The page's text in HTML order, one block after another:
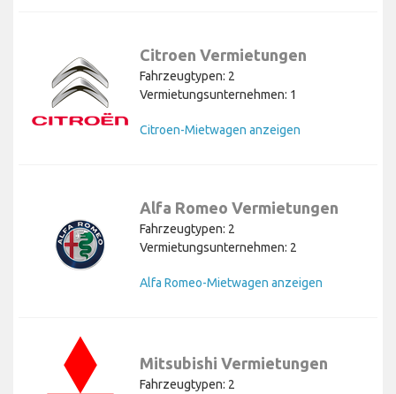
Citroen Vermietungen
Fahrzeugtypen: 2
Vermietungsunternehmen: 1
Citroen-Mietwagen anzeigen
Alfa Romeo Vermietungen
Fahrzeugtypen: 2
Vermietungsunternehmen: 2
Alfa Romeo-Mietwagen anzeigen
Mitsubishi Vermietungen
Fahrzeugtypen: 2